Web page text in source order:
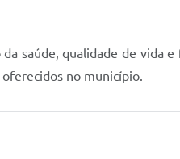
saúde, qualidade de vida
no município.